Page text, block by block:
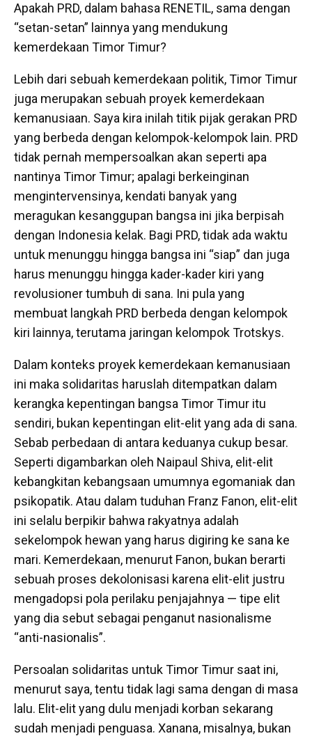
Apakah PRD, dalam bahasa RENETIL, sama dengan
“setan-setan” lainnya yang mendukung
kemerdekaan Timor Timur?
Lebih dari sebuah kemerdekaan politik, Timor Timur
juga merupakan sebuah proyek kemerdekaan
kemanusiaan. Saya kira inilah titik pijak gerakan PRD
yang berbeda dengan kelompok-kelompok lain. PRD
tidak pernah mempersoalkan akan seperti apa
nantinya Timor Timur; apalagi berkeinginan
mengintervensinya, kendati banyak yang
meragukan kesanggupan bangsa ini jika berpisah
dengan Indonesia kelak. Bagi PRD, tidak ada waktu
untuk menunggu hingga bangsa ini “siap” dan juga
harus menunggu hingga kader-kader kiri yang
revolusioner tumbuh di sana. Ini pula yang
membuat langkah PRD berbeda dengan kelompok
kiri lainnya, terutama jaringan kelompok Trotskys.
Dalam konteks proyek kemerdekaan kemanusiaan
ini maka solidaritas haruslah ditempatkan dalam
kerangka kepentingan bangsa Timor Timur itu
sendiri, bukan kepentingan elit-elit yang ada di sana.
Sebab perbedaan di antara keduanya cukup besar.
Seperti digambarkan oleh Naipaul Shiva, elit-elit
kebangkitan kebangsaan umumnya egomaniak dan
psikopatik. Atau dalam tuduhan Franz Fanon, elit-elit
ini selalu berpikir bahwa rakyatnya adalah
sekelompok hewan yang harus digiring ke sana ke
mari. Kemerdekaan, menurut Fanon, bukan berarti
sebuah proses dekolonisasi karena elit-elit justru
mengadopsi pola perilaku penjajahnya — tipe elit
yang dia sebut sebagai penganut nasionalisme
“anti-nasionalis”.
Persoalan solidaritas untuk Timor Timur saat ini,
menurut saya, tentu tidak lagi sama dengan di masa
lalu. Elit-elit yang dulu menjadi korban sekarang
sudah menjadi penguasa. Xanana, misalnya, bukan